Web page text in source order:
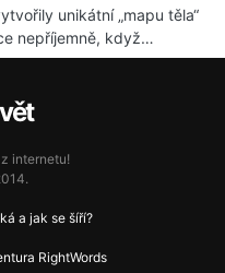
unikátní „mapu těla“
nepříjemně, když…
internetu!
a jak se šíří?
RightWords